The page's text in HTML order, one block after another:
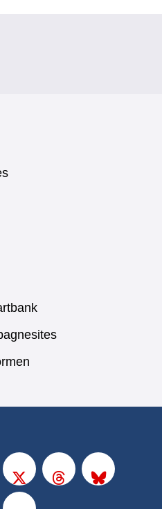
(verwijst
naar
X